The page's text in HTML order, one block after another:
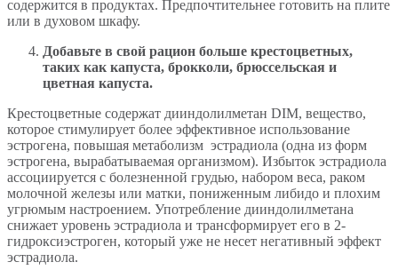
содержится в продуктах. Предпочтительнее готовить на плите
или в духовом шкафу.
Добавьте в свой рацион больше крестоцветных,
таких как капуста, брокколи, брюссельская и
цветная капуста.
Крестоцветные содержат дииндолилметан DIM, вещество,
которое стимулирует более эффективное использование
эстрогена, повышая метаболизм эстрадиола (одна из форм
эстрогена, вырабатываемая организмом). Избыток эстрадиола
ассоциируется с болезненной грудью, набором веса, раком
молочной железы или матки, пониженным либидо и плохим
угрюмым настроением. Употребление дииндолилметана
снижает уровень эстрадиола и трансформирует его в 2-
гидроксиэстроген, который уже не несет негативный эффект
эстрадиола.